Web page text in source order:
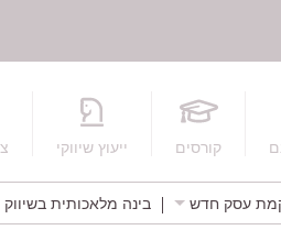
קורסים ייעוץ שיווקי
עסק חדש בינה מלאכותית בשיווק